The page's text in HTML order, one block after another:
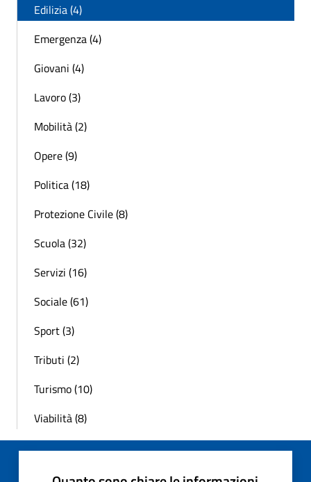
Edilizia (4)
Emergenza (4)
Giovani (4)
Lavoro (3)
Mobilità (2)
Opere (9)
Politica (18)
Protezione Civile (8)
Scuola (32)
Servizi (16)
Sociale (61)
Sport (3)
Tributi (2)
Turismo (10)
Viabilità (8)